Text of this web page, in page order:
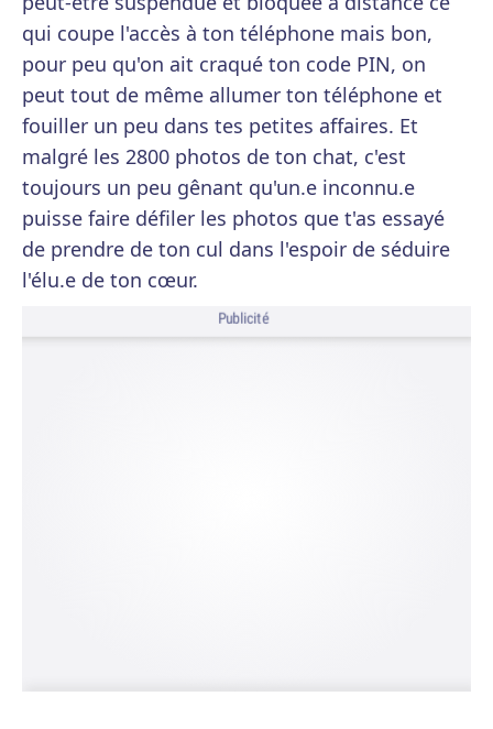
qui coupe l'accès à ton téléphone mais bon,
pour peu qu'on ait craqué ton code PIN, on
peut tout de même allumer ton téléphone et
fouiller un peu dans tes petites affaires. Et
malgré les 2800 photos de ton chat, c'est
toujours un peu gênant qu'un.e inconnu.e
puisse faire défiler les photos que t'as essayé
de prendre de ton cul dans l'espoir de séduire
l'élu.e de ton cœur.
Publicité